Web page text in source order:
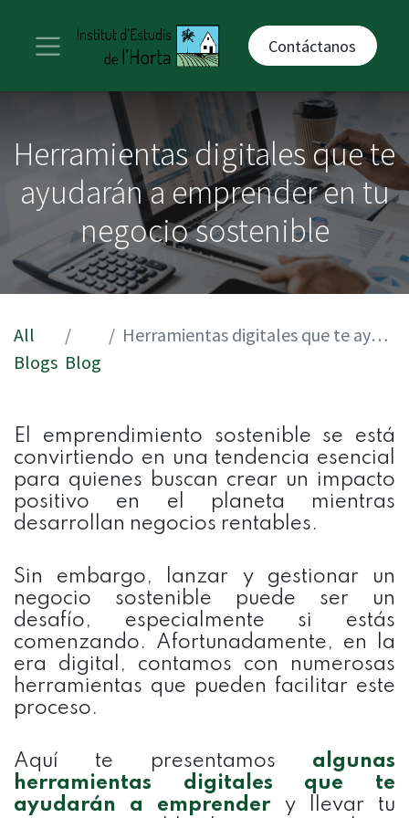
Contáctanos
Herramientas digitales que te
ayudarán a emprender en tu
negocio sostenible
All
Blogs Blog
Herramientas digitales que te ayudarán a emprender en tu negocio sostenible
El emprendimiento sostenible se está
convirtiendo en una tendencia esencial
para quienes buscan crear un impacto
positivo en el planeta mientras
desarrollan negocios rentables.
Sin embargo, lanzar y gestionar un
negocio sostenible puede ser un
desafío, especialmente si estás
comenzando. Afortunadamente, en la
era digital, contamos con numerosas
herramientas que pueden facilitar este
proceso.
Aquí te presentamos algunas
herramientas digitales que te
ayudarán a emprendery llevar tu